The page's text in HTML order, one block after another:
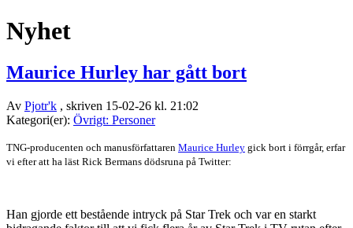
Nyhet
Maurice Hurley har gått bort
Av Pjotr'k , skriven 15-02-26 kl. 21:02
Kategori(er): Övrigt: Personer
TNG-producenten och manusförfattaren Maurice Hurley gick bort i förrgår, erfar
vi efter att ha läst Rick Bermans dödsruna på Twitter:
Han gjorde ett bestående intryck på Star Trek och var en starkt